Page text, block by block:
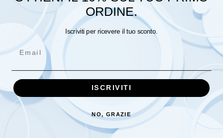
SACCO NANNA NAZARENO
GARIELLI PYLE PESANTE VESTE
€14,00
Copertina da lettino
ricamata di cotone
€20,00
ORDINE.
Iscriviti per ricevere il tuo sconto.
ISCRIVITI
NO, GRAZIE